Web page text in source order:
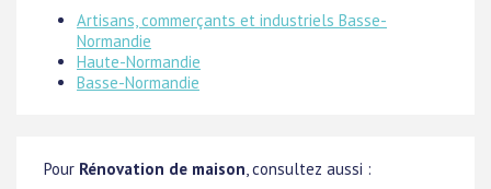
Artisans, commerçants et industriels Basse-
Normandie
Haute-Normandie
Basse-Normandie
Pour Rénovation de maison, consultez aussi :